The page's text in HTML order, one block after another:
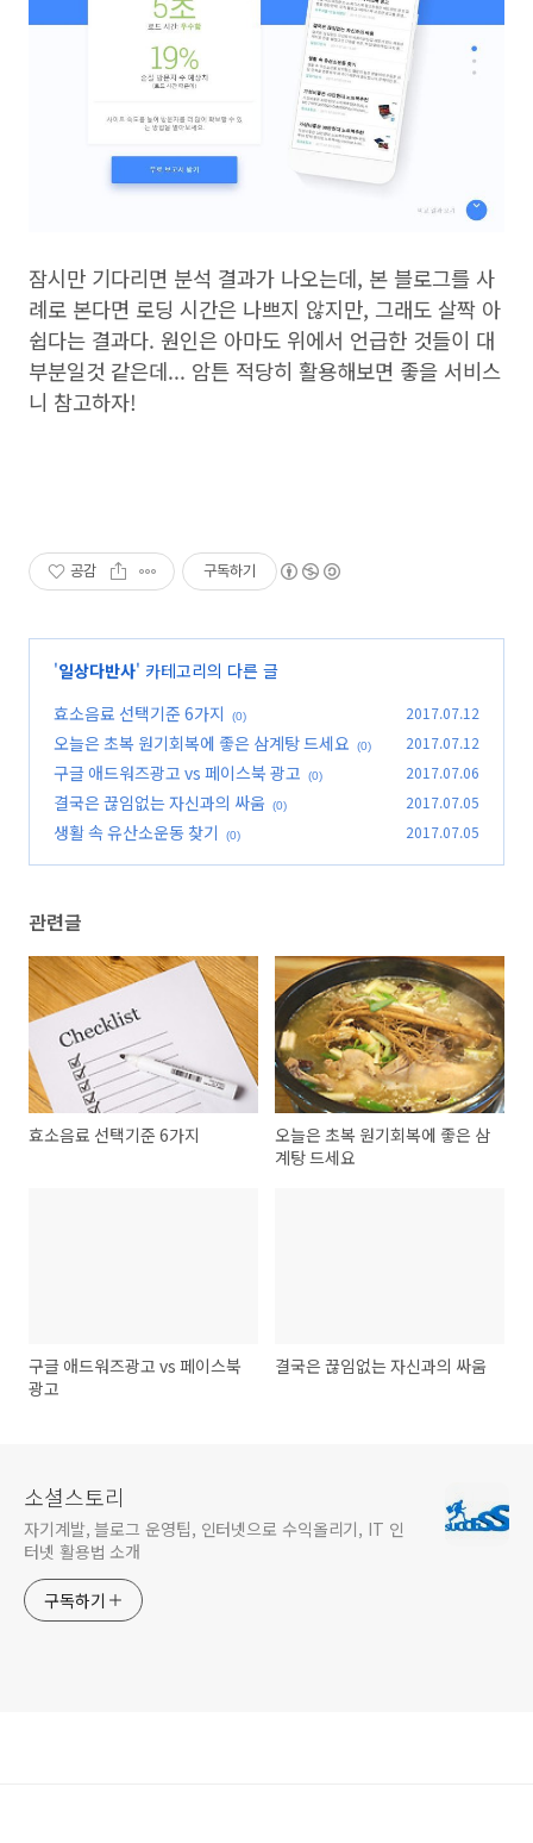
잠시만 기다리면 분석 결과가 나오는데, 본 블로그를 사
례로 본다면 로딩 시간은 나쁘지 않지만, 그래도 살짝 아
쉽다는 결과다. 원인은 아마도 위에서 언급한 것들이 대
부분일것 같은데... 암튼 적당히 활용해보면 좋을 서비스
니 참고하자!
공감 구독하기
'일상다반사' 카테고리의 다른 글
효소음료 선택기준 6가지
(0) 2017.07.12
오늘은 초복 원기회복에 좋은 삼계탕 드세요 (0) 2017.07.12
구글 애드워즈광고 vs 페이스북 광고 (0) 2017.07.06
결국은 끊임없는 자신과의 싸움 (0) 2017.07.05
생활 속 유산소운동 찾기 (0) 2017.07.05
관련글
효소음료 선택기준 6가지
오늘은 초복 원기회복에 좋은 삼
계탕 드세요
구글 애드워즈광고 vs 페이스북
광고
결국은 끊임없는 자신과의 싸움
소셜스토리
자기계발, 블로그 운영팁, 인터넷으로 수익올리기, IT 인
터넷 활용법 소개
구독하기